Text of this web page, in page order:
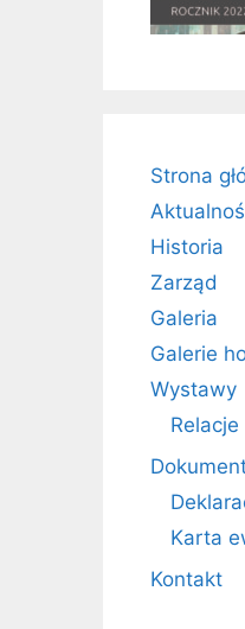
Strona
Historia
Zarząd
Galeria
Galerie
Wystawy
Karta
Kontakt